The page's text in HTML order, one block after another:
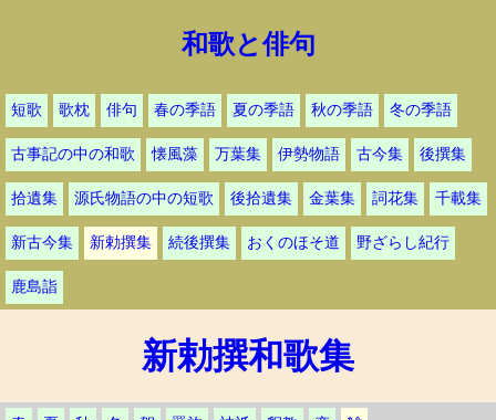
和歌と俳句
短歌 歌枕 俳句 春の季語 夏の季語 秋の季語 冬の季語
古事記の中の和歌 懐風藻 万葉集 伊勢物語 古今集 後撰集
拾遺集 源氏物語の中の短歌 後拾遺集 金葉集 詞花集 千載集
新古今集 新勅撰集 続後撰集 おくのほそ道 野ざらし紀行
鹿島詣
新勅撰和歌集